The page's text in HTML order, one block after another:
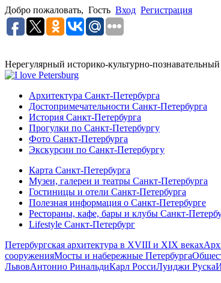
Добро пожаловать, Гость Вход Регистрация
Нерегулярный историко-культурно-
Архитектура Санкт-Петербурга
Достопримечательности Санкт-Петербурга
История Санкт-Петербурга
Прогулки по Санкт-Петербургу
Фото Санкт-Петербурга
Экскурсии по Санкт-Петербургу
Карта Санкт-Петербурга
Музеи, галереи и театры Санкт-Петербурга
Гостиницы и отели Санкт-Петербурга
Полезная информация о Санкт-Петербурге
Рестораны, кафе, бары и клубы Санкт-
Lifestyle Санкт-Петербург
Петербургская архитектура в XVIII и XIX веках
сооруженияМосты и набережные Петербурга
ЛьвовАнтонио РинальдиКарл РоссиЛуиджи Руска